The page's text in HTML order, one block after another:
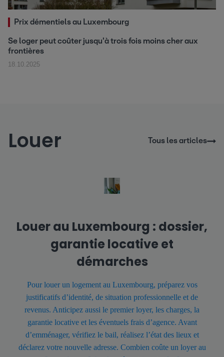
Prix démentiels au Luxembourg
Se loger peut coûter jusqu'à trois fois moins cher aux
frontières
18.10.2025
Louer Tous les articles
Louer au Luxembourg : dossier,
garantie locative et
démarches
Pour louer un logement au Luxembourg, préparez vos
justificatifs d’identité, de situation professionnelle et de
revenus. Anticipez aussi le premier loyer, les charges, la
garantie locative et les éventuels frais d’agence. Avant
d’emménager, vérifiez le bail, réalisez l’état des lieux et
déclarez votre nouvelle adresse. Combien coûte un loyer au